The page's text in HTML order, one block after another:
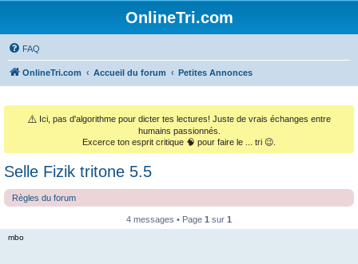
OnlineTri.com
FAQ
OnlineTri.com Accueil du forum Petites Annonces
⚠️ Ici, pas d'algorithme pour dicter tes lectures! Juste de vrais échanges entre
humains passionnés.
Excerce ton esprit critique 🧠 pour faire le ... tri 😉.
Selle Fizik tritone 5.5
Règles du forum
4 messages • Page 1 sur 1
mbo